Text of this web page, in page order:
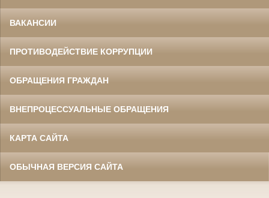
ВАКАНСИИ
ПРОТИВОДЕЙСТВИЕ КОРРУПЦИИ
ОБРАЩЕНИЯ ГРАЖДАН
ВНЕПРОЦЕССУАЛЬНЫЕ ОБРАЩЕНИЯ
КАРТА САЙТА
ОБЫЧНАЯ ВЕРСИЯ САЙТА